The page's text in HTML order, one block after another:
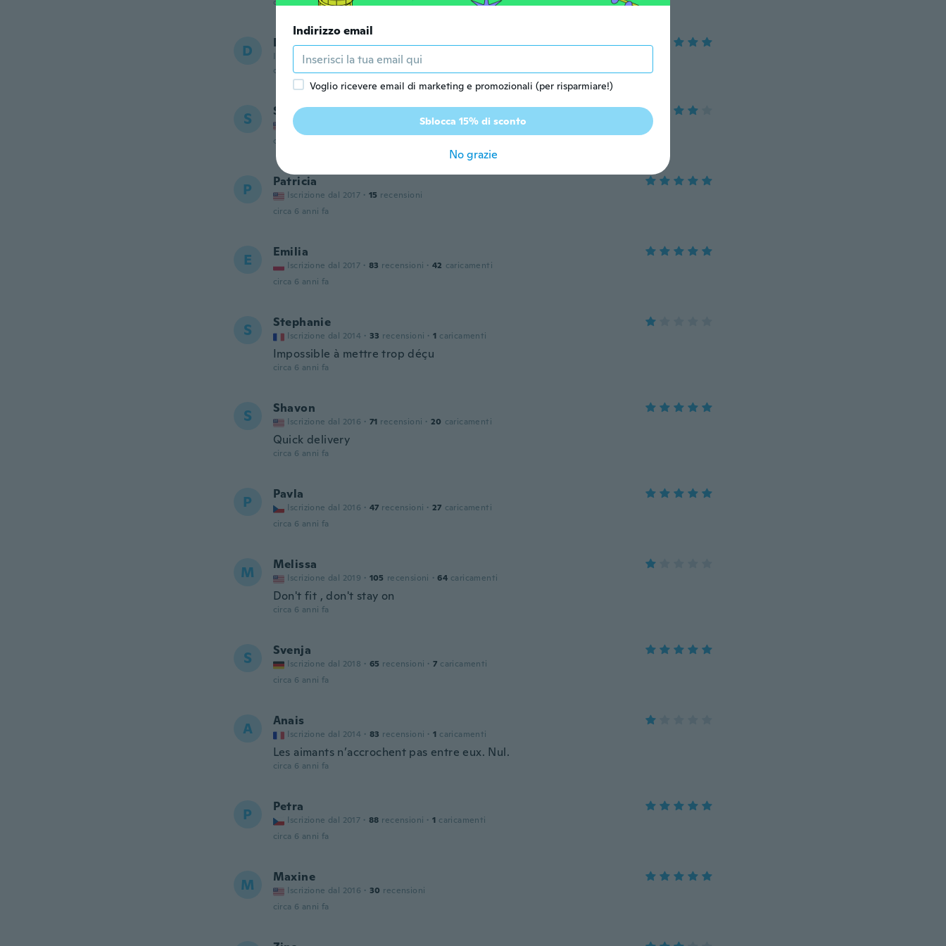
D Dark
Iscrizione dal 2017 · 5 recensioni
circa 6 anni fa
S Savannah
Iscrizione dal 2014
recensioni
circa 6 anni fa
P Patricia
Iscrizione dal 2017 · 15 recensioni
circa 6 anni fa
E Emilia
Iscrizione dal 2017 · 83 recensioni · 42 caricamenti
circa 6 anni fa
S Stephanie
Iscrizione dal 2014 · 33 recensioni · 1 caricamenti
Impossible à mettre trop déçu
circa 6 anni fa
S Shavon
Iscrizione dal 2016 · 71 recensioni · 20 caricamenti
Quick delivery
circa 6 anni fa
P Pavla
Iscrizione dal 2016 · 47 recensioni · 27 caricamenti
circa 6 anni fa
M Melissa
Iscrizione dal 2019 · 105 recensioni · 64 caricamenti
Don't fit , don't stay on
circa 6 anni fa
S Svenja
Iscrizione dal 2018 · 65 recensioni · 7 caricamenti
circa 6 anni fa
A Anais
Iscrizione dal 2014 · 83 recensioni · 1 caricamenti
Les aimants n’accrochent pas entre eux. Nul.
circa 6 anni fa
P Petra
Iscrizione dal 2017 · 88 recensioni · 1 caricamenti
circa 6 anni fa
M Maxine
Iscrizione dal 2016 · 30 recensioni
circa 6 anni fa
Indirizzo email
Voglio ricevere email di marketing e promozionali (per risparmiare!)
Sblocca 15% di sconto
No grazie